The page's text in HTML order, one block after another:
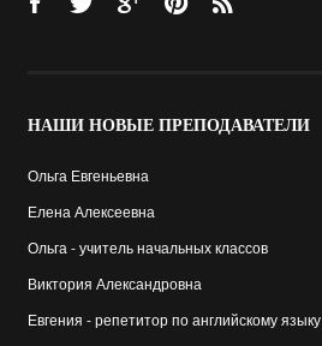
НАШИ НОВЫЕ ПРЕПОДАВАТЕЛИ
Ольга Евгеньевна
Елена Алексеевна
Ольга - учитель начальных классов
Виктория Александровна
Евгения - репетитор по английскому языку